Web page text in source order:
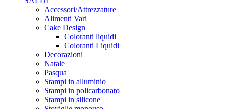
Accessori/Attrezzature
Alimenti Vari
Cake Design
Coloranti liquidi
Coloranti Liquidi
Decorazioni
Natale
Pasqua
Stampi in alluminio
Stampi in policarbonato
Stampi in silicone